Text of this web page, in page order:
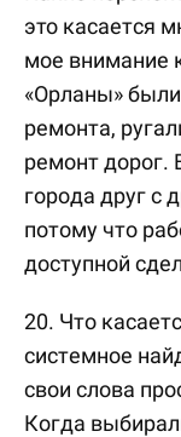
это касается
мое внимание
«Орланы»
ремонта,
ремонт дорог.
города друг с
потому что
доступной
20. Что
системное
свои слова
Когда